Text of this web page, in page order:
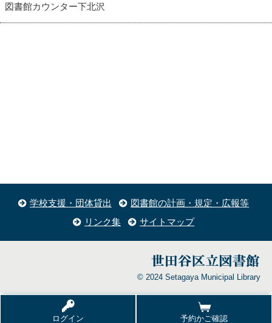
ログイン 予約かご確認
図書館カウンター下北沢
学校支援・団体貸出
図書館の計画・規定・広報等
リンク集
サイトマップ
© 2024 Setagaya Municipal Library